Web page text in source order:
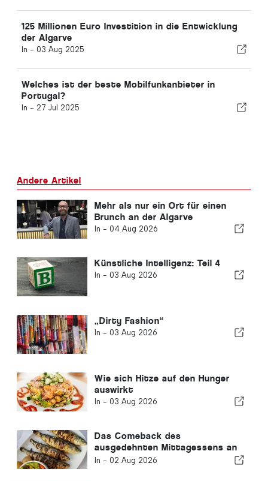
125 Millionen Euro Investition in die Entwicklung
der Algarve
In - 03 Aug 2025
Welches ist der beste Mobilfunkanbieter in
Portugal?
In - 27 Jul 2025
Andere Artikel
Mehr als nur ein Ort für einen
Brunch an der Algarve
In - 04 Aug 2026
Künstliche Intelligenz: Teil 4
In - 03 Aug 2026
„Dirty Fashion“
In - 03 Aug 2026
Wie sich Hitze auf den Hunger
auswirkt
In - 03 Aug 2026
Das Comeback des
ausgedehnten Mittagessens an
der Algarve
In - 02 Aug 2026